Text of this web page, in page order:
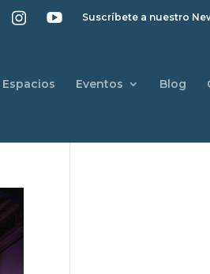
Suscríbete a nuestro
Espacios Eventos Blog